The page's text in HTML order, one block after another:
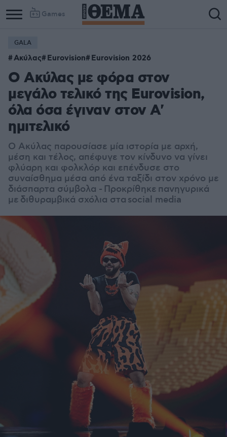
Games
GALA
Ακύλας Eurovision Eurovision 2026
Ο Ακύλας με φόρα στον
μεγάλο τελικό της Eurovision,
όλα όσα έγιναν στον Α'
ημιτελικό
Ο Ακύλας παρουσίασε μία ιστορία με αρχή,
μέση και τέλος, απέφυγε τον κίνδυνο να γίνει
φλύαρη και φολκλόρ και επένδυσε στο
συναίσθημα μέσα από ένα ταξίδι στον χρόνο με
διάσπαρτα σύμβολα - Προκρίθηκε πανηγυρικά
με διθυραμβικά σχόλια στα social media